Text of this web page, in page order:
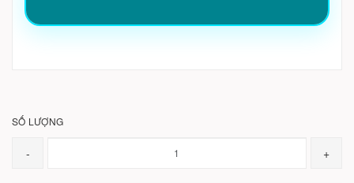
SỐ LƯỢNG
- +